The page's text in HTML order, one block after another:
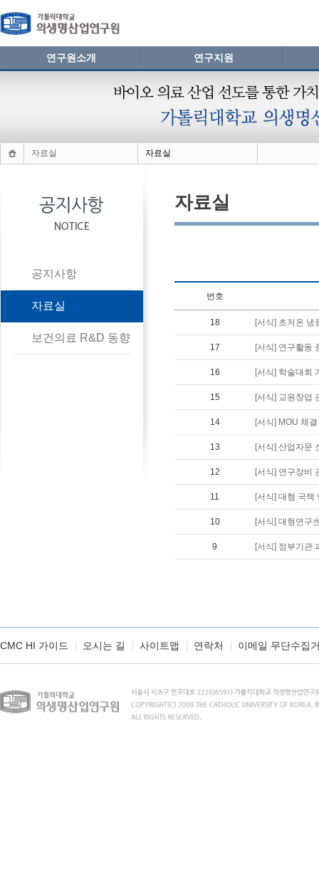
연구원소개 연구지원
자료실 자료실
공지사항
자료실
보건의료 R&D 동향
자료실
번호
18 [서식] 초저온 냉
17 [서식] 연구활동
16 [서식] 학술대회
15 [서식] 교원창업
14 [서식] MOU 체
13 [서식] 산업자문
12 [서식] 연구장비
11 [서식] 대형 국책
10 [서식] 대형연구
9 [서식] 정부기관
CMC HI 가이드 오시는 길 사이트맵 연락처 이메일 무단수집